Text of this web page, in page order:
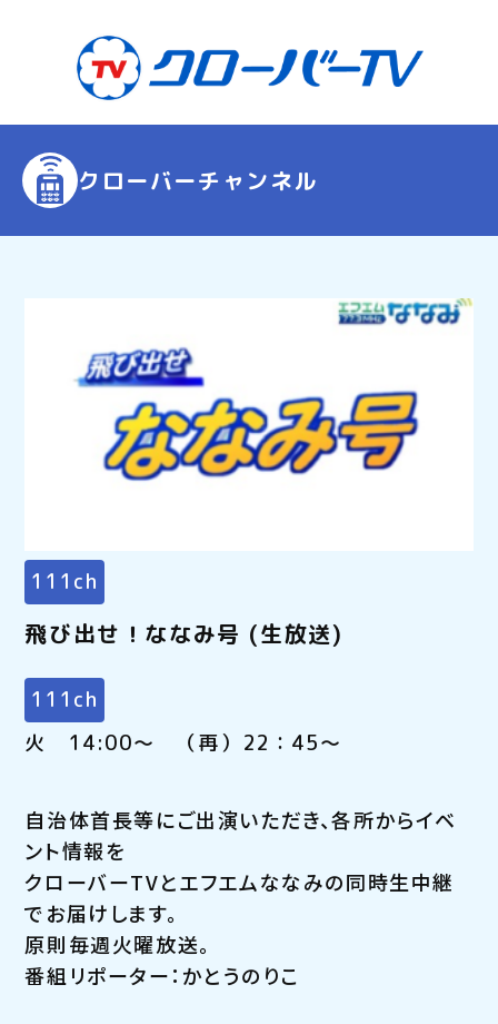
クローバーチャンネル
111ch
飛び出せ！ななみ号 (生放送)
111ch
火 14:00～ （再）22：45～
自治体首長等にご出演いただき、各所からイベ
ント情報を
クローバーTVとエフエムななみの同時生中継
でお届けします。
原則毎週火曜放送。
番組リポーター：かとうのりこ